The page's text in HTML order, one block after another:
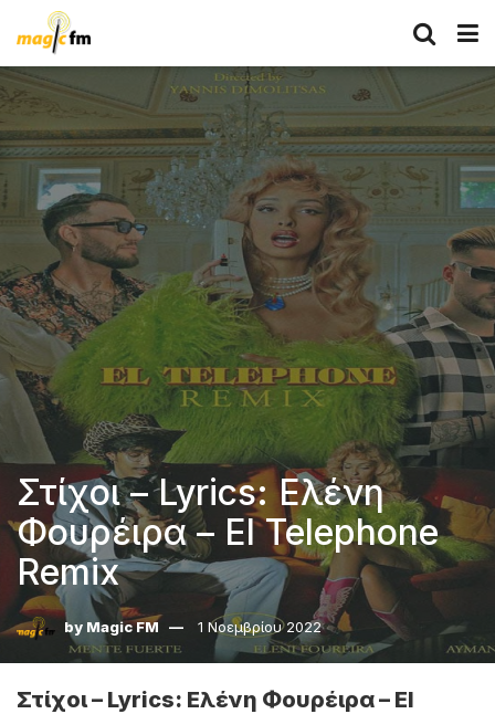
Στίχοι – Lyrics: Ελένη
Φουρέιρα – El Telephone
Remix
by Magic FM 1 Νοεμβρίου 2022
Στίχοι – Lyrics: Ελένη Φουρέιρα – El